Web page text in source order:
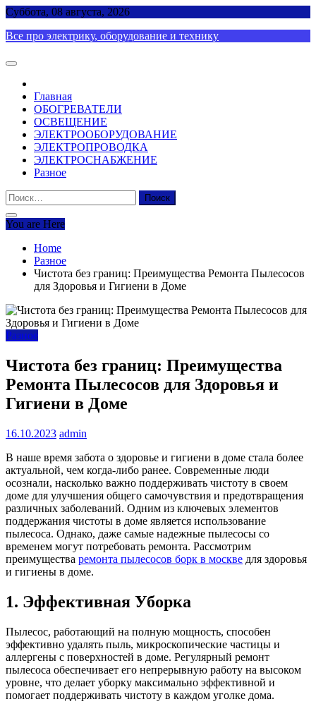
Skip
content
Суббота, 08 августа, 2026
Все про электрику, оборудование и технику
Главная
ОБОГРЕВАТЕЛИ
ОСВЕЩЕНИЕ
ЭЛЕКТРООБОРУДОВАНИЕ
ЭЛЕКТРОПРОВОДКА
ЭЛЕКТРОСНАБЖЕНИЕ
Разное
Найти:
You are Here
Home
Разное
Чистота без границ: Преимущества Ремонта Пылесосов
для Здоровья и Гигиени в Доме
Разное
Чистота без границ: Преимущества
Ремонта Пылесосов для Здоровья и
Гигиени в Доме
16.10.2023 admin
В наше время забота о здоровье и гигиени в доме стала более
актуальной, чем когда-либо ранее. Современные люди
осознали, насколько важно поддерживать чистоту в своем
доме для улучшения общего самочувствия и предотвращения
различных заболеваний. Одним из ключевых элементов
поддержания чистоты в доме является использование
пылесоса. Однако, даже самые надежные пылесосы со
временем могут потребовать ремонта. Рассмотрим
преимущества ремонта пылесосов борк в москве для здоровья
и гигиены в доме.
1. Эффективная Уборка
Пылесос, работающий на полную мощность, способен
эффективно удалять пыль, микроскопические частицы и
аллергены с поверхностей в доме. Регулярный ремонт
пылесоса обеспечивает его непрерывную работу на высоком
уровне, что делает уборку максимально эффективной и
помогает поддерживать чистоту в каждом уголке дома.